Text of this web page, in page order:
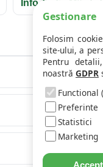
Info Trafic
Gestionare
Folosim
site-ului, a
Pentru
noastră GDPR
Functional
Preferinte
Statistici
Marketing